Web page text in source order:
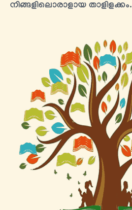
നിങ്ങളിലൊരാളായ താളിളക്കം.